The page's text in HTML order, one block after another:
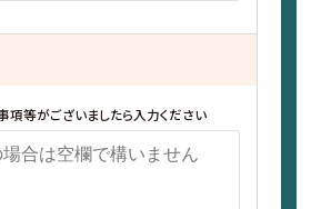
項等がございましたら入力ください